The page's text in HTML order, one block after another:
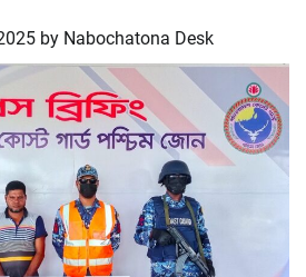
by Nabochatona Desk